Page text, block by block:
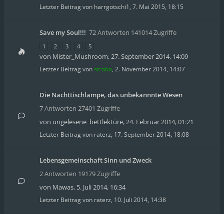
Letzter Beitrag von harrgotschi1, 7. Mai 2015, 18:15
Save my Soul!!! 72 Antworten 141014 Zugriffe
1 2 3 4 5
von Mister_Mushroom,27. September 2014, 14:09
Letzter Beitrag vonstrobo, 2. November 2014, 14:07
Die Nachttischlampe, das unbekannnte Wesen
7 Antworten 27401 Zugriffe
von ungelesene_bettlektüre,24. Februar 2014, 01:21
Letzter Beitrag von raterz, 17. September 2014, 18:08
Lebensgemeinschaft Sinn und Zweck
2 Antworten 19179 Zugriffe
von Mawas, 5. Juli 2014, 16:34
Letzter Beitrag von raterz, 10. Juli 2014, 14:38